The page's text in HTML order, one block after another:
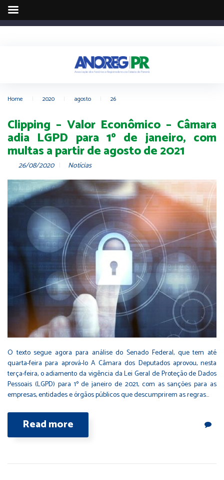
Home 2020 agosto 26
Clipping – Valor Econômico – Câmara
adia LGPD para 1º de janeiro, com
multas a partir de agosto de 2021
26/08/2020 Notícias
O texto segue agora para análise do Senado Federal, que tem até
quarta-feira para aprová-lo A Câmara dos Deputados aprovou, nesta
terça-feira, o adiamento da vigência da Lei Geral de Proteção de Dados
Pessoais (LGPD) para 1º de janeiro de 2021, com as sanções para as
empresas, entidades e órgãos públicos que descumprirem as regras…
Read more